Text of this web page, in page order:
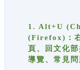
1. Alt+U
(Firefox)：
頁、回文化
導覽、常見問